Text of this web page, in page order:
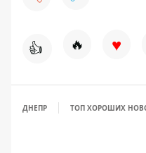
👍 🔥 ♥
ДНЕПР ТОП ХОРОШИХ